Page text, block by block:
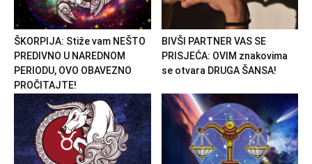
ŠKORPIJA: Stiže vam NEŠTO
PREDIVNO U NAREDNOM
PERIODU, OVO OBAVEZNO
PROČITAJTE!
BIVŠI PARTNER VAS SE
PRISJEĆA: OVIM znakovima
se otvara DRUGA ŠANSA!